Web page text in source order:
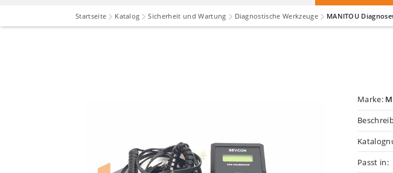
Startseite Katalog Sicherheit und Wartung Diagnostische Werkzeuge MANITOU
Marke:
Passt in: